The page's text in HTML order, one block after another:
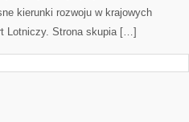
kierunki rozwoju w krajowych
Lotniczy. Strona skupia […]